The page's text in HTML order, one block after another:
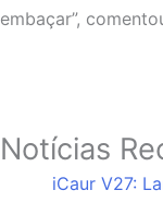
embaçar”,
Notícias
iCaur V27: